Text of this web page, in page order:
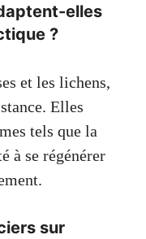
elles
?
et les lichens,
Elles
tels que la
à se régénérer
sur